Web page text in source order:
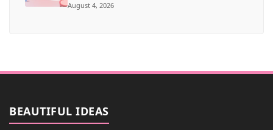
August 4, 2026
BEAUTIFUL IDEAS